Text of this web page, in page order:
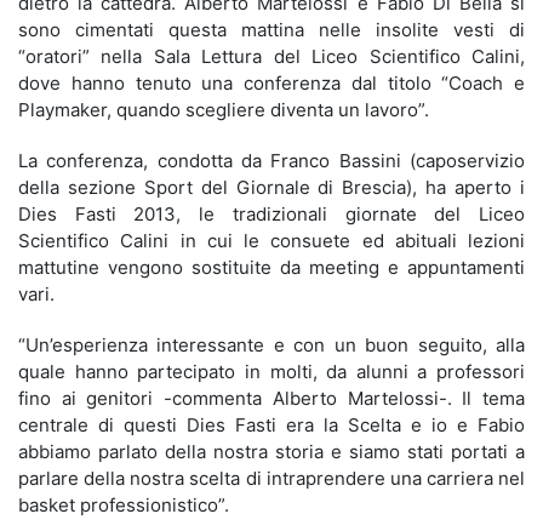
sono cimentati questa mattina nelle insolite vesti di
“oratori” nella Sala Lettura del Liceo Scientifico Calini,
dove hanno tenuto una conferenza dal titolo “Coach e
Playmaker, quando scegliere diventa un lavoro”.
La conferenza, condotta da Franco Bassini (caposervizio
della sezione Sport del Giornale di Brescia), ha aperto i
Dies Fasti 2013, le tradizionali giornate del Liceo
Scientifico Calini in cui le consuete ed abituali lezioni
mattutine vengono sostituite da meeting e appuntamenti
vari.
“Un’esperienza interessante e con un buon seguito, alla
quale hanno partecipato in molti, da alunni a professori
fino ai genitori -commenta Alberto Martelossi-. Il tema
centrale di questi Dies Fasti era la Scelta e io e Fabio
abbiamo parlato della nostra storia e siamo stati portati a
parlare della nostra scelta di intraprendere una carriera nel
basket professionistico”.